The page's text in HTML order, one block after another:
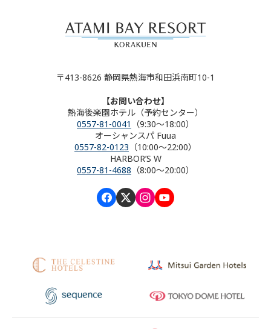
〒413-8626 静岡県熱海市和田浜南町10-1
【お問い合わせ】
熱海後楽園ホテル（予約センター）
0557-81-0041
（9:30～18:00）
オーシャンスパ Fuua
0557-82-0123 （10:00～22:00）
HARBOR’S W
0557-81-4688 （8:00～20:00）